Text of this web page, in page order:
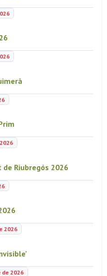
Riubregós 2026
2026
de 2026